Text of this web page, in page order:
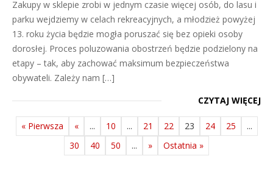
Zakupy w sklepie zrobi w jednym czasie więcej osób, do lasu i
parku wejdziemy w celach rekreacyjnych, a młodzież powyżej
13. roku życia będzie mogła poruszać się bez opieki osoby
dorosłej. Proces poluzowania obostrzeń będzie podzielony na
etapy – tak, aby zachować maksimum bezpieczeństwa
obywateli. Zależy nam […]
CZYTAJ WIĘCEJ
« Pierwsza « ... 10 ... 21 22 23 24 25
...
30
40 50 ... » Ostatnia »